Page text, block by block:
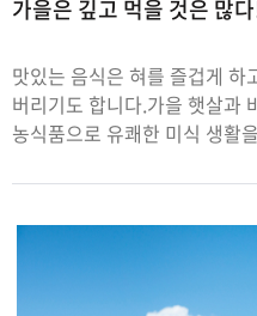
가을은 깊고 먹을 것은 많
맛있는 음식은 혀를 즐겁게 하
버리기도 합니다.가을 햇살과
농식품으로 유쾌한 미식 생활
사과사과는식이섬유가다량함
칼륨성분이나트륨배출을도와
사과 껍질에도‘셀룰로스’와식